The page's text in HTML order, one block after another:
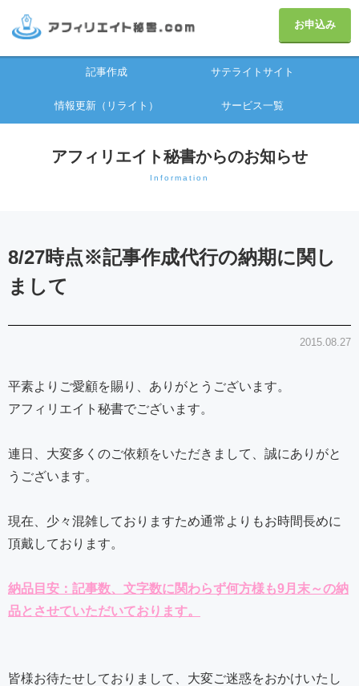
お申込み
記事作成 サテライトサイト
情報更新（リライト） サービス一覧
アフィリエイト秘書からのお知らせ
Information
8/27時点※記事作成代行の納期に関し
まして
2015.08.27
平素よりご愛顧を賜り、ありがとうございます。
アフィリエイト秘書でございます。
連日、大変多くのご依頼をいただきまして、誠にありがと
うございます。
現在、少々混雑しておりますため通常よりもお時間長めに
頂戴しております。
納品目安：記事数、文字数に関わらず何方様も9月末～の納
品とさせていただいております。
皆様お待たせしておりまして、大変ご迷惑をおかけいたし